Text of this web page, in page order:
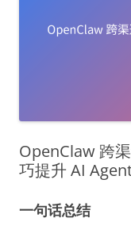
OpenClaw 跨
巧提升 AI
一句话总结